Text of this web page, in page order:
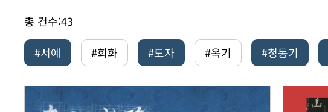
총 건수:43
#서예
#회화 #도자 #옥기 #청동기